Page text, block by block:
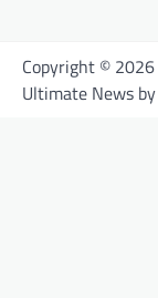
Copyright © 2026
Ultimate News by